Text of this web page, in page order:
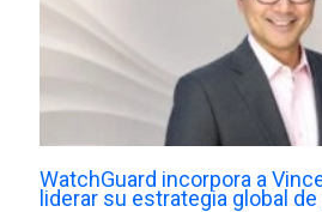
WatchGuard incorpora a
liderar su estrategia global